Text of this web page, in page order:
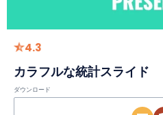
4.3
カラフルな統計スライド
ダウンロード